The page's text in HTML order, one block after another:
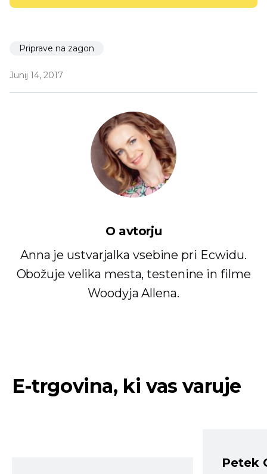
Priprave na zagon
Junij 14, 2017
O avtorju
Anna je ustvarjalka vsebine pri Ecwidu.
Obožuje velika mesta, testenine in filme
Woodyja Allena.
E-trgovina, ki vas varuje
Petek